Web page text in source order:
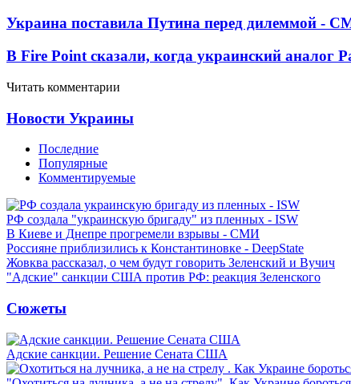
Украина поставила Путина перед дилеммой -
В Fire Point сказали, когда украинский аналог
Читать комментарии
Новости Украины
Последние
Популярные
Комментируемые
РФ создала "украинскую бригаду" из пленных - ISW
В Киеве и Днепре прогремели взрывы - СМИ
Россияне приблизились к Константиновке - DeepState
Жовква рассказал, о чем будут говорить Зеленский и Вучич
"Адские" санкции США против РФ: реакция Зеленского
Сюжеты
Адские санкции. Решение Сената США